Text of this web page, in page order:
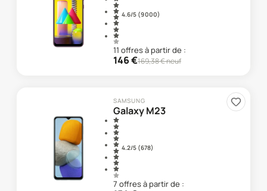
4.6/5 (9 000)
11 offresà partir de :
146€169,38€ neuf
SAMSUNG
Galaxy M23
4.2/5 (678)
7 offresà partir de :